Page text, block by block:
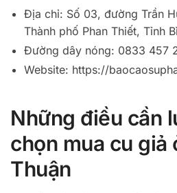
Địa chỉ: Số 03, đường Trần
Thành phố Phan Thiết, Tỉnh
Đường dây nóng: 0833 457
Website: https://
Những điều cần
chọn mua cu giả
Thuận